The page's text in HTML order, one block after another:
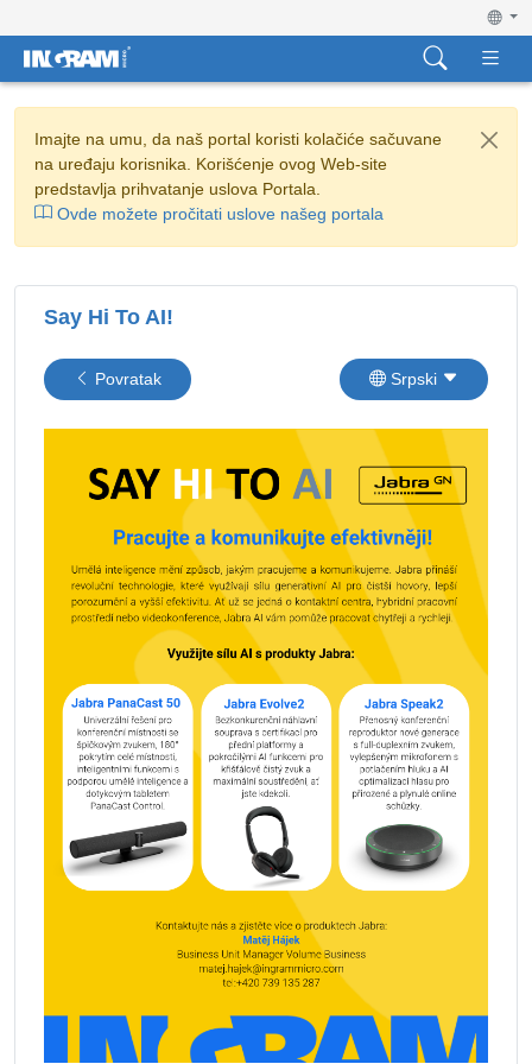
Imajte na umu, da naš portal koristi kolačiće sačuvane
na uređaju korisnika. Korišćenje ovog Web-site
predstavlja prihvatanje uslova Portala.
Ovde možete pročitati uslove našeg portala
Say Hi To AI!
Povratak Srpski